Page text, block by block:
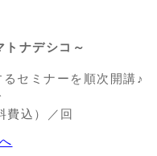
ナデシコ～
セミナーを順次開講♪
込）／回